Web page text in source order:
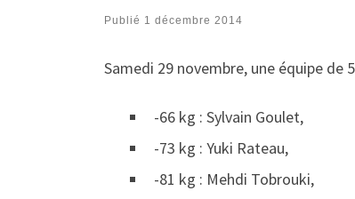
Publié 1 décembre 2014
Samedi 29 novembre, une équipe
-66 kg : Sylvain Goulet,
-73 kg : Yuki Rateau,
-81 kg : Mehdi Tobrouki,